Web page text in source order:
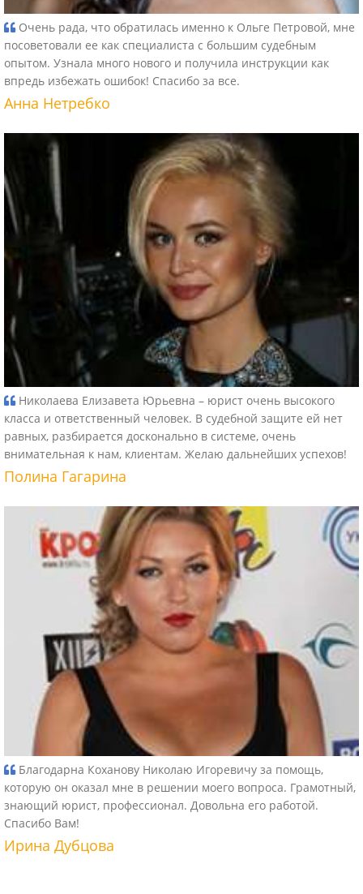
Очень рада, что обратилась именно к Ольге Петровой, мне
посоветовали ее как специалиста с большим судебным
опытом. Узнала много нового и получила инструкции как
впредь избежать ошибок! Спасибо за все.
Анна Нетребко
Николаева Елизавета Юрьевна – юрист очень высокого
класса и ответственный человек. В судебной защите ей нет
равных, разбирается досконально в системе, очень
внимательная к нам, клиентам. Желаю дальнейших успехов!
Полина Гагарина
Благодарна Коханову Николаю Игоревичу за помощь,
которую он оказал мне в решении моего вопроса. Грамотный,
знающий юрист, профессионал. Довольна его работой.
Спасибо Вам!
Ирина Дубцова